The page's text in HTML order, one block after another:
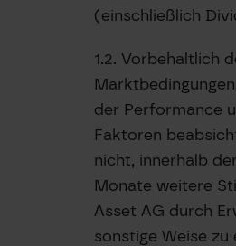
(einschließlich
1.2. Vorbehaltlich
der Performance
Faktoren
nicht, innerhalb
Monate weitere
Asset AG durch
sonstige Weise zu